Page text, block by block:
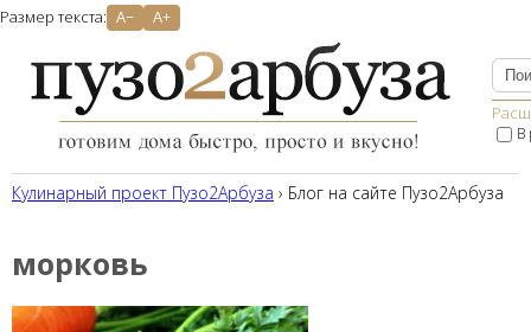
Размер текста: A− A+
В
Кулинарный проект Пузо2Aрбуза › Блог на сайте Пузо2Арбуза
морковь